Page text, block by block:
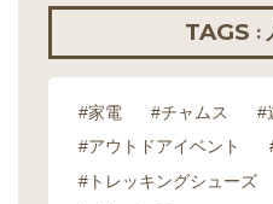
TAGS :
#家電 #チャムス #
#アウトドアイベント
#トレッキングシューズ